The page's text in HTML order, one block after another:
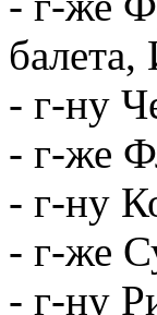
балета,
- г-ну
- г-же
- г-ну
- г-же
- г-ну